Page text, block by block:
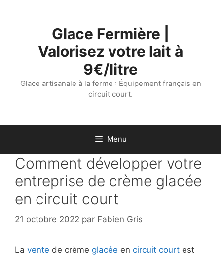
Glace Fermière |
Valorisez votre lait à
9€/litre
Glace artisanale à la ferme : Équipement français en
circuit court.
Menu
Comment développer votre
entreprise de crème glacée
en circuit court
21 octobre 2022 par Fabien Gris
La vente de crème glacée en circuit court est